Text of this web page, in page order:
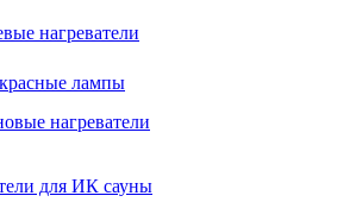
нагреватели
лампы
нагреватели
для ИК сауны